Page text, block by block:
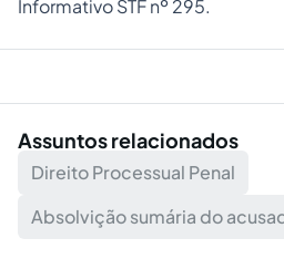
Informativo STF nº 295.
Assuntos relacionados
Direito Processual Penal
Absolvição sumária do